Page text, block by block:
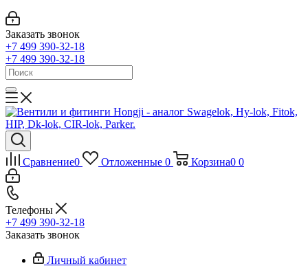
Заказать звонок
+7 499 390-32-18
+7 499 390-32-18
Сравнение0 Отложенные 0 Корзина0 0
Телефоны
+7 499 390-32-18
Заказать звонок
Личный кабинет